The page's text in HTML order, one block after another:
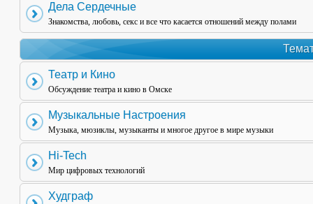
Дела Сердечные
Знакомства, любовь, секс и все что касается отношений между полами
Театр и Кино
Обсуждение театра и кино в Омске
Музыкальные Настроения
Музыка, мюзиклы, музыканты и многое другое в мире музыки
Hi-Tech
Мир цифровых технологий
Худграф